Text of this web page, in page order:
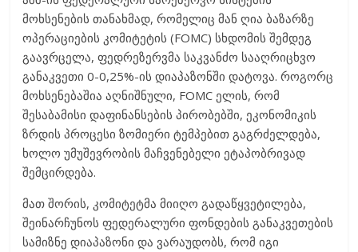
მოხსენების თანახმად, რომელიც მან ღია ბაზარზე
ოპერაციების კომიტეტის (FOMC) სხდომის შემდეგ
გაავრცელა, ფედრეზერვმა საკვანძო სააღრიცხვო
განაკვეთი 0-0,25%-ის დიაპაზონში დატოვა. როგორც
მოხსენებაშია აღნიშნული, FOMC ელის, რომ
შესაბამისი დაფინანსების პირობებში, ეკონომიკის
ზრდის პროცესი ზომიერი ტემპებით გაგრძელდება,
ხოლო უმუშევრობის მაჩვენებელი ეტაპობრივად
შემცირდება.
მათ შორის, კომიტეტმა მიიღო გადაწყვეტილება,
შეინარჩუნოს ფედერალური ფონდების განაკვეთების
სამიზნე დიაპაზონი და ვარაუდობს, რომ იგი